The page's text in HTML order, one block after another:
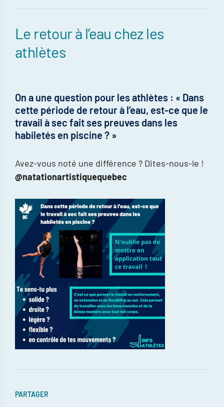
Le retour à l’eau chez les
athlètes
On a une question pour les athlètes : « Dans
cette période de retour à l’eau, est-ce que le
travail à sec fait ses preuves dans les
habiletés en piscine ? »
Avez-vous noté une différence ? Dites-nous-le !
@natationartistiquequebec
PARTAGER